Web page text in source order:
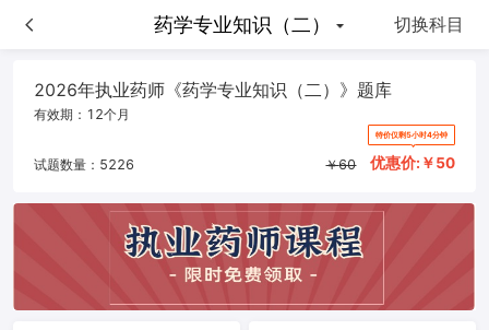
药学专业知识（二） 切换科目
药学专业知识（二）
2026年执业药师《药学专业知识（二）》题库
有效期： 12个月
试题数量： 5226 ￥60
特价仅剩5小时4分钟
优惠价:￥50